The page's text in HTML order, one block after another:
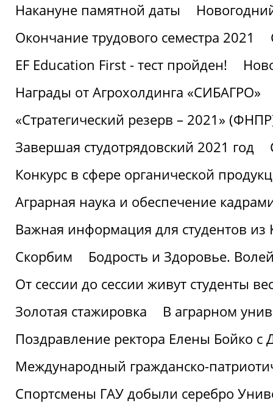
Накануне памятной даты
Окончание трудового семестра 2021
EF Education First - тест пройден!
Награды от Агрохолдинга «СИБАГРО»
«Стратегический резерв – 2021»
Завершая студотрядовский 2021 год
Конкурс в сфере органической
Аграрная наука и обеспечение
Важная информация для студентов из
Скорбим
Бодрость и Здоровье.
От сессии до сессии живут студенты
Золотая стажировка
В аграрном
Поздравление ректора Елены Бойко с
Международный гражданско-
Спортсмены ГАУ добыли серебро